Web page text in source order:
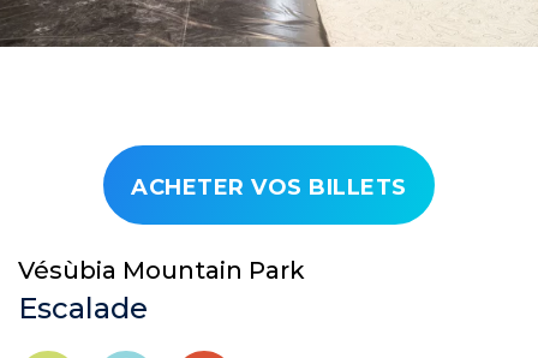
ACHETER VOS BILLETS
Vésùbia Mountain Park
Escalade